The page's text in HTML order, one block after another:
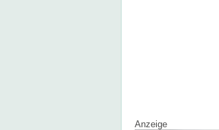
Anzeige